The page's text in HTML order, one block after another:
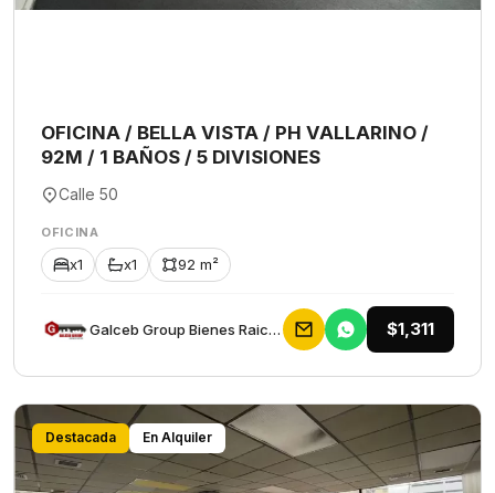
OFICINA / BELLA VISTA / PH VALLARINO /
92M / 1 BAÑOS / 5 DIVISIONES
Calle 50
OFICINA
x1 x1 92 m²
Galceb Group Bienes Raices $1,311
Destacada En Alquiler